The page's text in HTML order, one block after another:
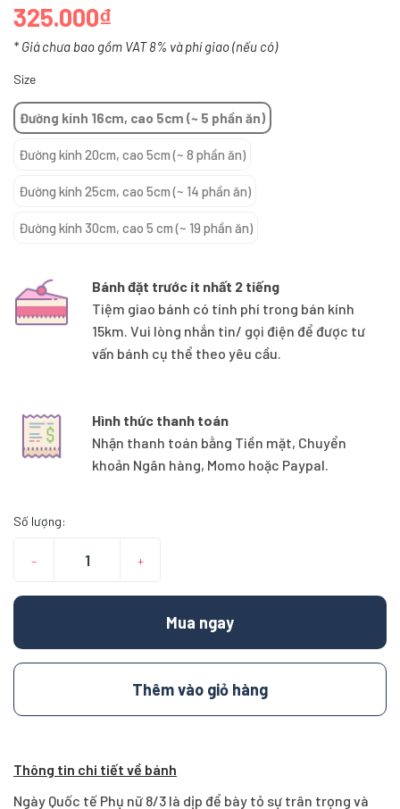
325.000₫
* Giá chưa bao gồm VAT 8% và phí giao (nếu có)
Size
Đường kính 16cm, cao 5cm (~ 5 phần ăn)
Đường kính 20cm, cao 5cm (~ 8 phần ăn)
Đường kính 25cm, cao 5cm (~ 14 phần ăn)
Đường kính 30cm, cao 5 cm (~ 19 phần ăn)
Bánh đặt trước ít nhất 2 tiếng
Tiệm giao bánh có tính phí trong bán kính
15km. Vui lòng nhắn tin/ gọi điện để được tư
vấn bánh cụ thể theo yêu cầu.
Hình thức thanh toán
Nhận thanh toán bằng Tiền mặt, Chuyển
khoản Ngân hàng, Momo hoặc Paypal.
Số lượng:
– +
Mua ngay
Thêm vào giỏ hàng
Thông tin chi tiết về bánh
Ngày Quốc tế Phụ nữ 8/3 là dịp để bày tỏ sự trân trọng và